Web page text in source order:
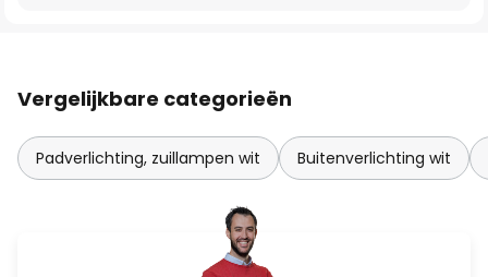
Vergelijkbare categorieën
Padverlichting, zuillampen wit Buitenverlichting wit